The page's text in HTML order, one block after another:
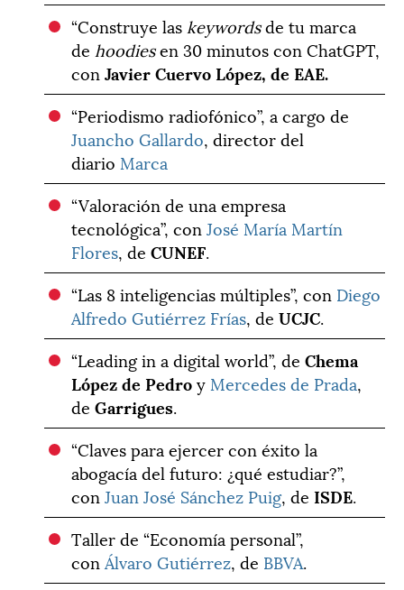
“Construye las keywordsde tu marca
de hoodiesen 30 minutos con ChatGPT,
conJavier Cuervo López, de EAE.
“Periodismo radiofónico”, a cargo de
Juancho Gallardo, director del
diario Marca
“Valoración de una empresa
tecnológica”, conJosé María Martín
Flores, deCUNEF.
“Las 8 inteligencias múltiples”, con Diego
Alfredo Gutiérrez Frías, deUCJC.
“Leading in a digital world”, deChema
López de Pedroy Mercedes de Prada,
deGarrigues.
“Claves para ejercer con éxito la
abogacía del futuro: ¿qué estudiar?”,
conJuan José Sánchez Puig, deISDE.
Taller de “Economía personal”,
conÁlvaro Gutiérrez, de BBVA.